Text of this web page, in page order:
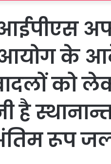
आयोग के
को
रूप